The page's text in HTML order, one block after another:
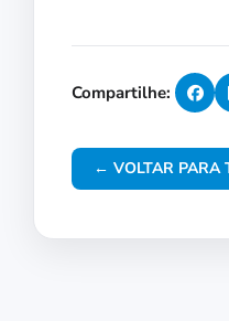
Compartilhe:
← VOLTAR PARA